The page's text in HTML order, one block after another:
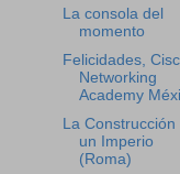
La consola del
momento
Felicidades,
Networking
Academy
La Construcción
un Imperio
(Roma)